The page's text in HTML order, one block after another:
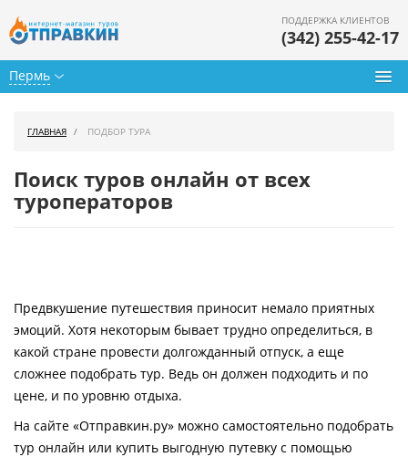
Пермь
ПОДДЕРЖКА КЛИЕНТОВ
(342) 255-42-17
Горящие туры
Страны
Как купить
Контакты
ГЛАВНАЯ ПОДБОР ТУРА
Поиск туров онлайн от всех
туроператоров
Предвкушение путешествия приносит немало приятных
эмоций. Хотя некоторым бывает трудно определиться, в
какой стране провести долгожданный отпуск, а еще
сложнее подобрать тур. Ведь он должен подходить и по
цене, и по уровню отдыха.
На сайте «Отправкин.ру» можно самостоятельно подобрать
тур онлайн или купить выгодную путевку с помощью